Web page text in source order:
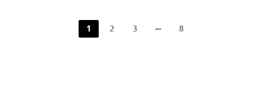
1 2 3 8